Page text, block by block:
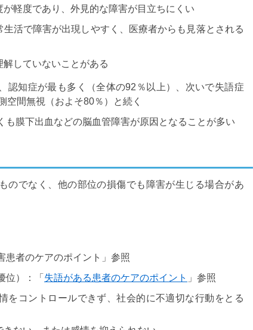
が軽度であり、外見的な障害が目立ちにくい
生活で障害が出現しやすく、医療者からも見落とされる
解していないことがある
認知症が最も多く（全体の92％以上）、次いで失語症
空間無視（およそ80％）と続く
も膜下出血などの脳血管障害が原因となることが多い
のでなく、他の部位の損傷でも障害が生じる場合があ
患者のケアのポイント」参照
位）：「 失語がある患者のケアのポイント 」参照
をコントロールできず、社会的に不適切な行動をとる